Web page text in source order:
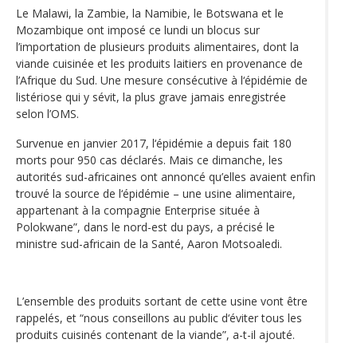
Le Malawi, la Zambie, la Namibie, le Botswana et le
Mozambique ont imposé ce lundi un blocus sur
l’importation de plusieurs produits alimentaires, dont la
viande cuisinée et les produits laitiers en provenance de
l’Afrique du Sud. Une mesure consécutive à l‘épidémie de
listériose qui y sévit, la plus grave jamais enregistrée
selon l’OMS.
Survenue en janvier 2017, l‘épidémie a depuis fait 180
morts pour 950 cas déclarés. Mais ce dimanche, les
autorités sud-africaines ont annoncé qu’elles avaient enfin
trouvé la source de l‘épidémie – une usine alimentaire,
appartenant à la compagnie Enterprise située à
Polokwane”, dans le nord-est du pays, a précisé le
ministre sud-africain de la Santé, Aaron Motsoaledi.
L’ensemble des produits sortant de cette usine vont être
rappelés, et “nous conseillons au public d‘éviter tous les
produits cuisinés contenant de la viande”, a-t-il ajouté.